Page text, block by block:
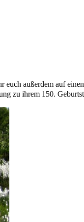
außerdem auf
zu ihrem 150.